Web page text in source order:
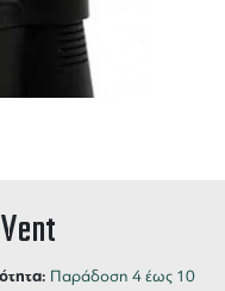
Παράδοση 4 έως 10